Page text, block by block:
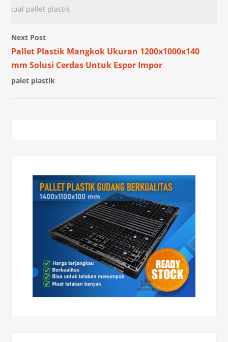
jual pallet plastik
Next Post
Pallet Plastik Mangkok Ukuran 1200x1000x140
mm Solusi Cerdas Untuk Espor Impor
palet plastik